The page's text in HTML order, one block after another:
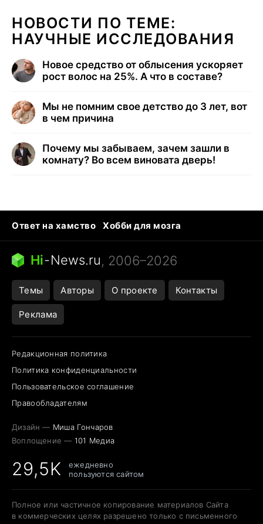
НОВОСТИ ПО ТЕМЕ:
НАУЧНЫЕ ИССЛЕДОВАНИЯ
Новое средство от облысения ускоряет
рост волос на 25%. А что в составе?
Мы не помним свое детство до 3 лет, вот
в чем причина
Почему мы забываем, зачем зашли в
комнату? Во всем виновата дверь!
Ответ на хамство
Хобби для мозга
Бензин 100 и 95
Тунцы в океанариуме
Следующая пандемия
Hi-News.ru, 2006–2026
Темы Авторы О проекте Контакты
Реклама
Редакционная политика
Политика конфиденциальности
Пользовательское соглашение
Правообладателям
Дизайн — Миша Гончаров
Воплощение — 101 Медиа
29,5K
ежедневно
пользуются сайтом
Полное или частичное копирование материалов Сайта
в коммерческих целях разрешено только с письменного